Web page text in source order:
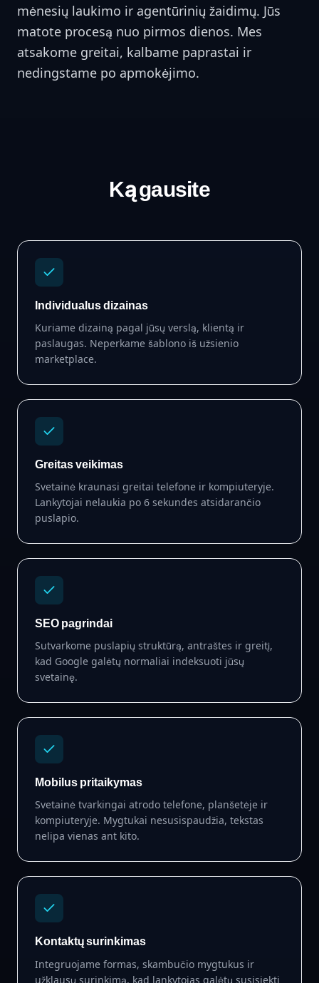
mėnesių laukimo ir agentūrinių žaidimų. Jūs
matote procesą nuo pirmos dienos. Mes
atsakome greitai, kalbame paprastai ir
nedingstame po apmokėjimo.
Ką gausite
Individualus dizainas
Kuriame dizainą pagal jūsų verslą, klientą ir
paslaugas. Neperkame šablono iš užsienio
marketplace.
Greitas veikimas
Svetainė kraunasi greitai telefone ir kompiuteryje.
Lankytojai nelaukia po 6 sekundes atsidarančio
puslapio.
SEO pagrindai
Sutvarkome puslapių struktūrą, antraštes ir greitį,
kad Google galėtų normaliai indeksuoti jūsų
svetainę.
Mobilus pritaikymas
Svetainė tvarkingai atrodo telefone, planšetėje ir
kompiuteryje. Mygtukai nesusispaudžia, tekstas
nelipa vienas ant kito.
Kontaktų surinkimas
Integruojame formas, skambučio mygtukus ir
užklausų surinkimą, kad lankytojas galėtų susisiekti